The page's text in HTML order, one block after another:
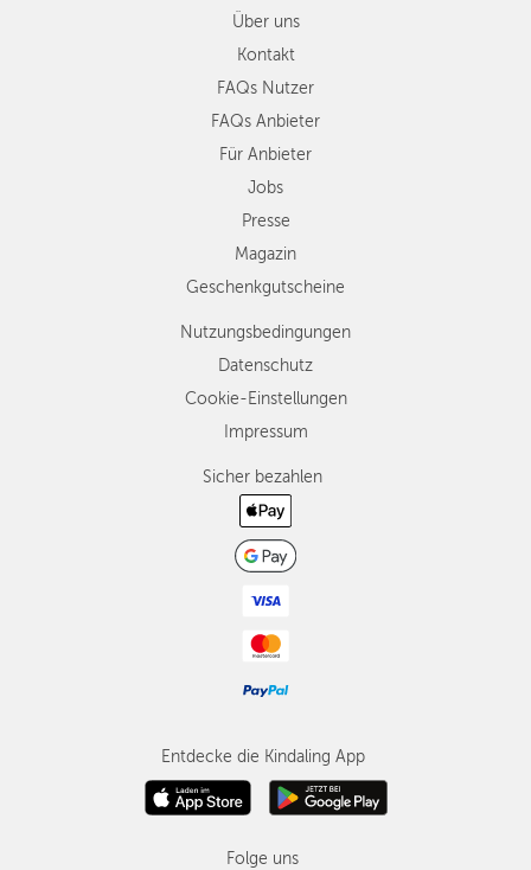
Über uns
Kontakt
FAQs Nutzer
FAQs Anbieter
Für Anbieter
Jobs
Presse
Magazin
Geschenkgutscheine
Nutzungsbedingungen
Datenschutz
Cookie-Einstellungen
Impressum
Sicher bezahlen
Entdecke die Kindaling App
Folge uns